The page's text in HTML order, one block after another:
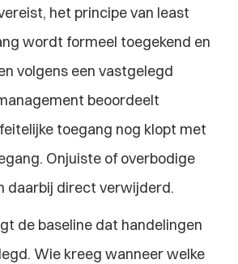
het principe van least
wordt formeel toegekend en
volgens een vastgelegd
beoordeelt
toegang nog klopt met
Onjuiste of overbodige
daarbij direct verwijderd.
de baseline dat handelingen
Wie kreeg wanneer welke